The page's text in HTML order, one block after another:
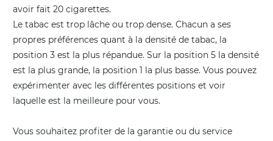
avoir fait 20 cigarettes.
Le tabac est trop lâche ou trop dense. Chacun a ses
propres préférences quant à la densité de tabac, la
position 3 est la plus répandue. Sur la position 5 la densité
est la plus grande, la position 1 la plus basse. Vous pouvez
expérimenter avec les différentes positions et voir
laquelle est la meilleure pour vous.
Vous souhaitez profiter de la garantie ou du service